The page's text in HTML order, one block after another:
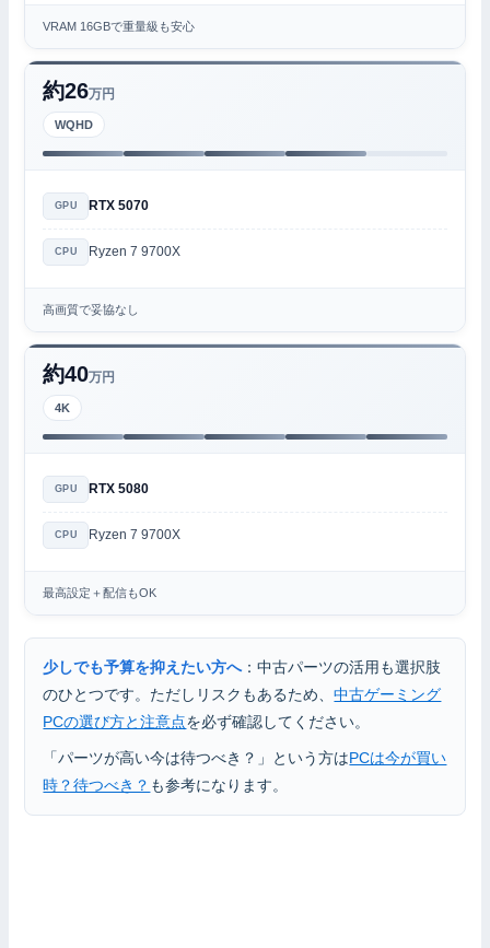
VRAM 16GBで重量級も安心
約26万円
WQHD
GPU RTX 5070
CPU Ryzen 7 9700X
高画質で妥協なし
約40万円
4K
GPU RTX 5080
CPU Ryzen 7 9700X
最高設定＋配信もOK
少しでも予算を抑えたい方へ：中古パーツの活用も選択肢
のひとつです。ただしリスクもあるため、中古ゲーミング
PCの選び方と注意点を必ず確認してください。
「パーツが高い今は待つべき？」という方は PCは今が買い
時？待つべき？ も参考になります。